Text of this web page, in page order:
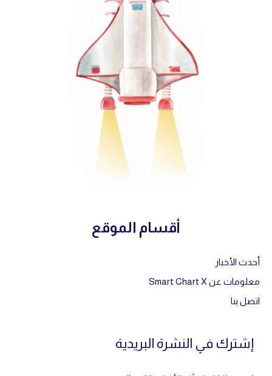
أقسام الموقع
أحدث الأخبار
معلومات عن Smart Chart X
اتصل بنا
إشترك في النشرة البريدية